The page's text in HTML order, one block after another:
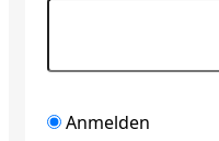
Anmelden